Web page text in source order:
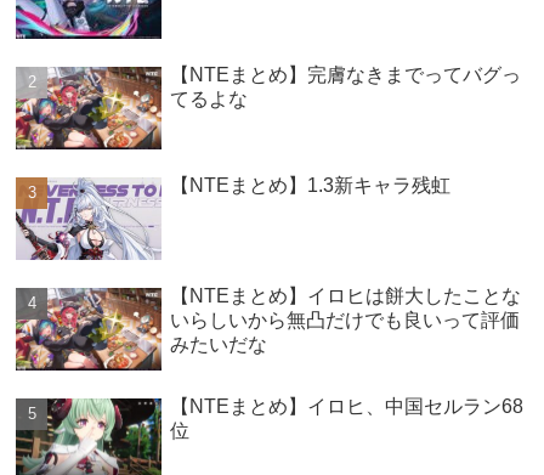
【NTEまとめ】完膚なきまでってバグっ
てるよな
【NTEまとめ】1.3新キャラ残虹
【NTEまとめ】イロヒは餅大したことな
いらしいから無凸だけでも良いって評価
みたいだな
【NTEまとめ】イロヒ、中国セルラン68
位